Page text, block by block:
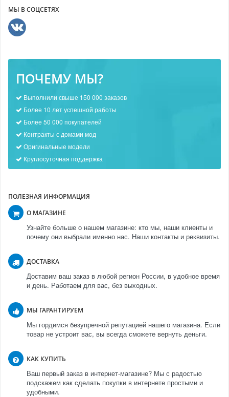
МЫ В СОЦСЕТЯХ
ПОЧЕМУ МЫ?
Выполнили свыше 150 000 заказов
Более 10 лет успешной работы
Более 50 000 покупателей
Контракты с домами мод
Оригинальные модели
Круглосуточная поддержка
ПОЛЕЗНАЯ ИНФОРМАЦИЯ
О МАГАЗИНЕ
Узнайте больше о нашем магазине: кто мы, наши клиенты и
почему они выбрали именно нас. Наши контакты и реквизиты.
ДОСТАВКА
Доставим ваш заказ в любой регион России, в удобное время
и день. Работаем для вас, без выходных.
МЫ ГАРАНТИРУЕМ
Мы гордимся безупречной репутацией нашего магазина. Если
товар не устроит вас, вы всегда сможете вернуть деньги.
КАК КУПИТЬ
Ваш первый заказ в интернет-магазине? Мы с радостью
подскажем как сделать покупки в интернете простыми и
удобными.